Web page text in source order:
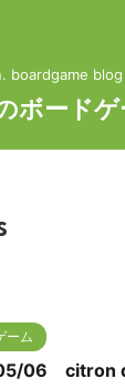
boardgame blog
ボード
ーム
06 citron